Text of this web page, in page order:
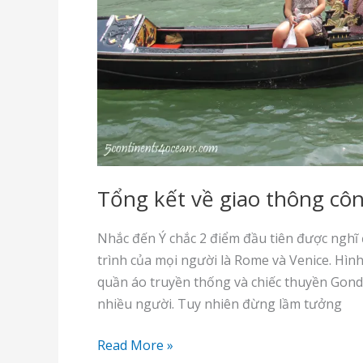
Tổng kết về giao thông
Nhắc đến Ý chắc 2 điểm đầu tiên được
trình của mọi người là Rome và Venice.
quần áo truyền thống và chiếc thuyền
nhiều người. Tuy nhiên đừng lầm tưởng
Tổng
Read More »